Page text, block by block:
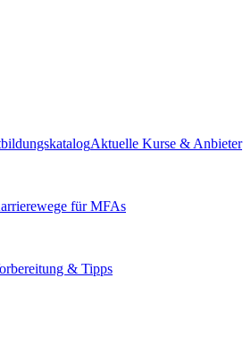
Aktuelle Kurse & Anbieter
für MFAs
& Tipps